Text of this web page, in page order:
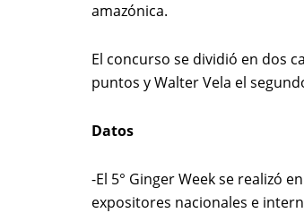
amazónica.
El concurso se dividió en dos
puntos y Walter Vela el
Datos
-El 5° Ginger Week se realizó
expositores nacionales e